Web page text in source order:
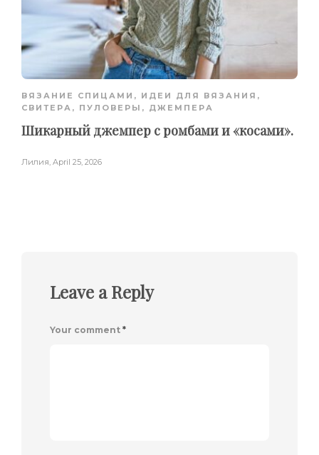
ВЯЗАНИЕ СПИЦАМИ , ИДЕИ ДЛЯ ВЯЗАНИЯ ,
СВИТЕРА, ПУЛОВЕРЫ, ДЖЕМПЕРА
Шикарный джемпер с ромбами и «косами».
Лилия, April 25, 2026
Leave a Reply
Your comment *